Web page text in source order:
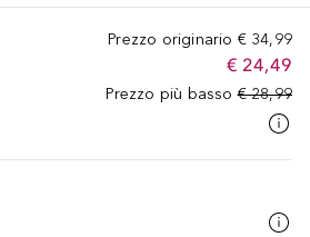
Prezzo originario € 34,99
€ 24,49
Prezzo più basso € 28,99